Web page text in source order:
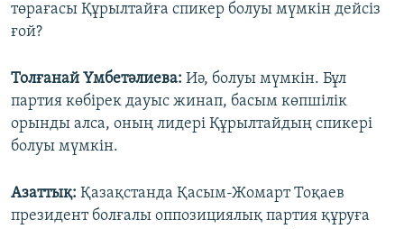
төрағасы Құрылтайға спикер болуы мүмкін дейсіз
ғой?
Толғанай Үмбетәлиева: Иә, болуы мүмкін. Бұл
партия көбірек дауыс жинап, басым көпшілік
орынды алса, оның лидері Құрылтайдың спикері
болуы мүмкін.
Азаттық: Қазақстанда Қасым-Жомарт Тоқаев
президент болғалы оппозициялық партия құруға